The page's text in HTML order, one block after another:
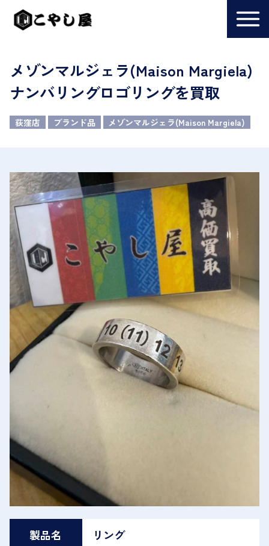
メゾンマルジェラ(Maison Margiela)
ナンバリングロゴリングを買取
荻窪店 ブランド品 メゾンマルジェラ(Maison Margiela)
製品名 リング